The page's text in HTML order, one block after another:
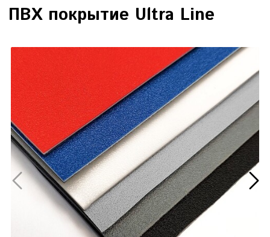
ПВХ покрытие Ultra Line